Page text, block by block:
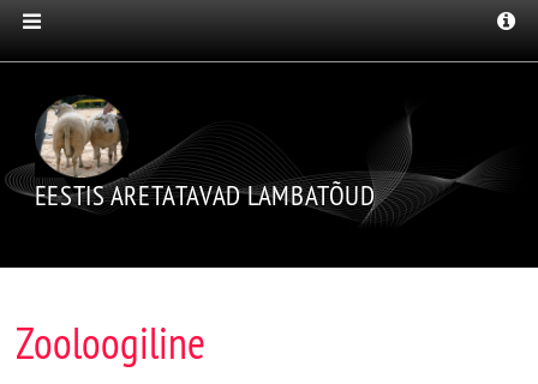
EESTIS ARETATAVAD LAMBATÕUD
Zooloogiline